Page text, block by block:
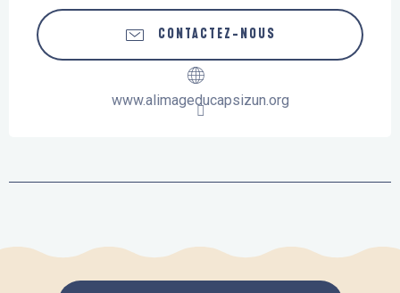
CONTACTEZ-NOUS
www.alimageducapsizun.org